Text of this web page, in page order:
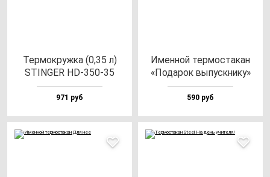
Тер­мок­руж­ка (0,35 л)
STINGER HD-350-35
971 руб
Имен­ной тер­мос­та­кан
«Пода­рок вы­пус­кни­ку»
590 руб